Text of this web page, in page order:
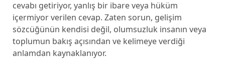
cevabı getiriyor, yanlış bir ibare veya hüküm
içermiyor verilen cevap. Zaten sorun, gelişim
sözcüğünün kendisi değil, olumsuzluk insanın veya
toplumun bakış açısından ve kelimeye verdiği
anlamdan kaynaklanıyor.